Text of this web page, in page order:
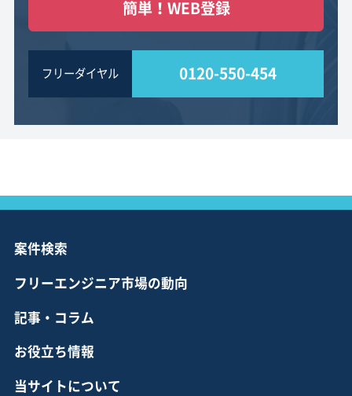
簡単！WEB登録
フリーダイヤル 0120-550-454
案件検索
フリーエンジニア市場の動向
記事・コラム
お役立ち情報
当サイトについて